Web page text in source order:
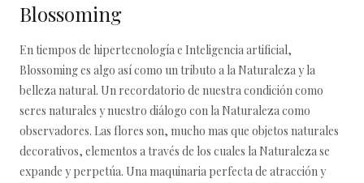
Blossoming
En tiempos de hipertecnología e Inteligencia artificial,
Blossoming es algo así como un tributo a la Naturaleza y la
belleza natural. Un recordatorio de nuestra condición como
seres naturales y nuestro diálogo con la Naturaleza como
observadores. Las flores son, mucho mas que objetos naturales
decorativos, elementos a través de los cuales la Naturaleza se
expande y perpetúa. Una maquinaria perfecta de atracción y